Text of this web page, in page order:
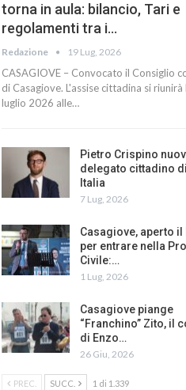
torna in aula: bilancio, Tari e
regolamenti tra i…
Redazione 19 Lug, 2026
CASAGIOVE – Convocato il Consiglio
di Casagiove. L'assise cittadina si
luglio 2026 alle…
Pietro Crispino
delegato cittadino
Italia
7 Lug, 2026
Casagiove, aperto il
per entrare nella
Civile:…
1 Lug, 2026
Casagiove piange
“Franchino” Zito, il
di Enzo…
26 Giu, 2026
PREC. SUCC. 1 di 1.339